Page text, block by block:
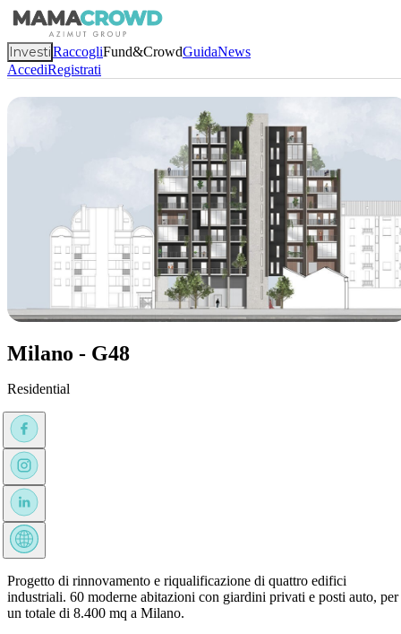
InvestiRaccogliFund&CrowdGuidaNews
AccediRegistrati
Milano - G48
Residential
Progetto di rinnovamento e riqualificazione di quattro edifici
industriali. 60 moderne abitazioni con giardini privati e posti auto, per
un totale di 8.400 mq a Milano.